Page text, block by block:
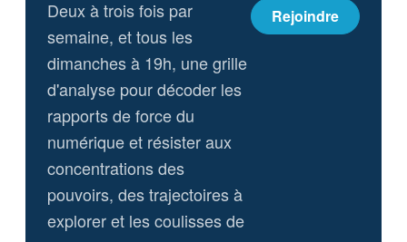
Deux à trois fois par
semaine, et tous les
dimanches à 19h, une grille
d'analyse pour décoder les
rapports de force du
numérique et résister aux
concentrations des
pouvoirs, des trajectoires à
explorer et les coulisses de
Rejoindre